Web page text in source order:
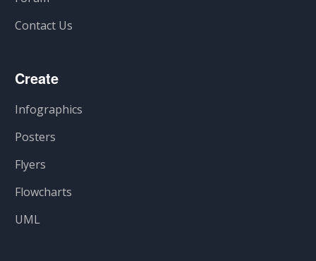
Contact Us
Create
Infographics
Posters
Flyers
Flowcharts
UML